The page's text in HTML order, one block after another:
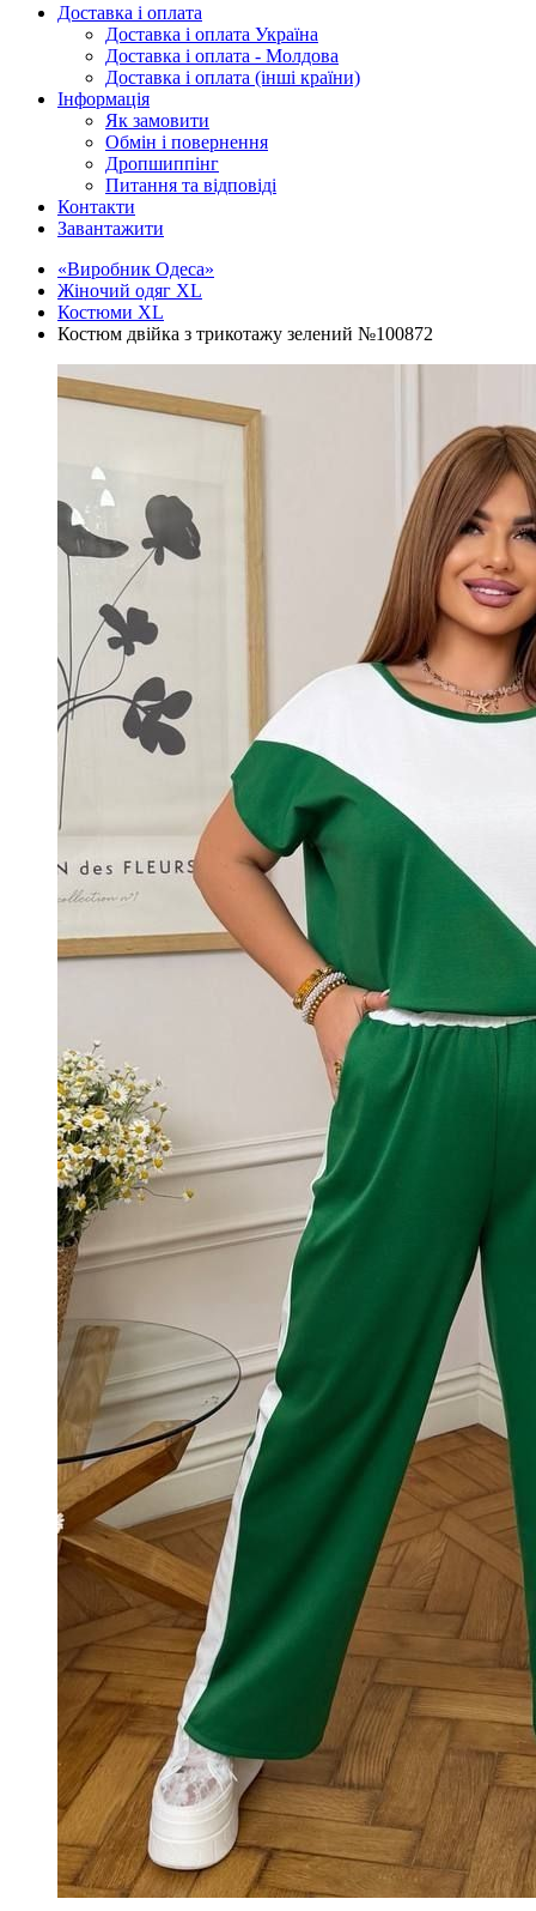
Доставка і оплата
Доставка і оплата Україна
Доставка і оплата - Молдова
Доставка і оплата (інші країни)
Інформація
Як замовити
Обмін і повернення
Дропшиппінг
Питання та відповіді
Контакти
Завантажити
«Виробник Одеса»
Жіночий одяг XL
Костюми XL
Костюм двійка з трикотажу зелений №100872